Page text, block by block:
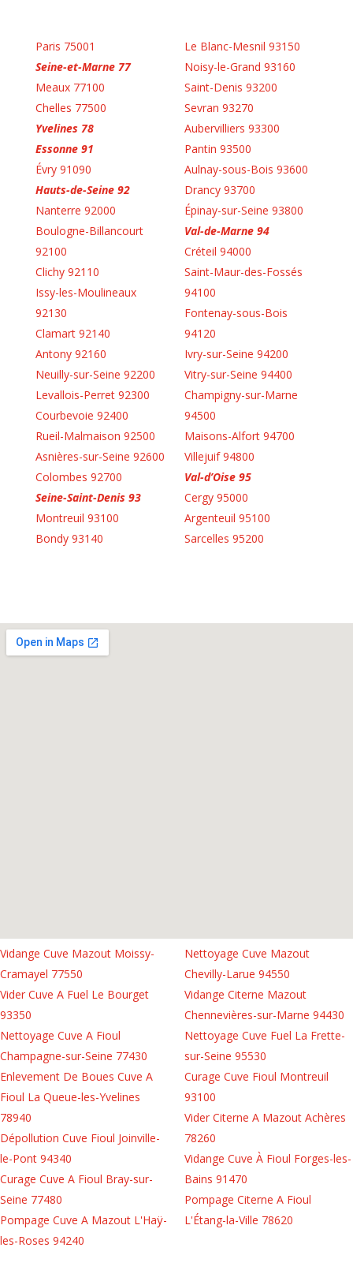
Paris 75001
Seine-et-Marne 77
Meaux 77100
Chelles 77500
Yvelines 78
Essonne 91
Évry 91090
Hauts-de-Seine 92
Nanterre 92000
Boulogne-Billancourt
92100
Clichy 92110
Issy-les-Moulineaux
92130
Clamart 92140
Antony 92160
Neuilly-sur-Seine 92200
Levallois-Perret 92300
Courbevoie 92400
Rueil-Malmaison 92500
Asnières-sur-Seine 92600
Colombes 92700
Seine-Saint-Denis 93
Montreuil 93100
Bondy 93140
Le Blanc-Mesnil 93150
Noisy-le-Grand 93160
Saint-Denis 93200
Sevran 93270
Aubervilliers 93300
Pantin 93500
Aulnay-sous-Bois 93600
Drancy 93700
Épinay-sur-Seine 93800
Val-de-Marne 94
Créteil 94000
Saint-Maur-des-Fossés
94100
Fontenay-sous-Bois
94120
Ivry-sur-Seine 94200
Vitry-sur-Seine 94400
Champigny-sur-Marne
94500
Maisons-Alfort 94700
Villejuif 94800
Val-d’Oise 95
Cergy 95000
Argenteuil 95100
Sarcelles 95200
Vidange Cuve Mazout Moissy-
Cramayel 77550
Vider Cuve A Fuel Le Bourget
93350
Nettoyage Cuve A Fioul
Champagne-sur-Seine 77430
Enlevement De Boues Cuve A
Fioul La Queue-les-Yvelines
78940
Dépollution Cuve Fioul Joinville-
le-Pont 94340
Curage Cuve A Fioul Bray-sur-
Seine 77480
Pompage Cuve A Mazout L'Haÿ-
les-Roses 94240
Nettoyage Cuve Mazout
Chevilly-Larue 94550
Vidange Citerne Mazout
Chennevières-sur-Marne 94430
Nettoyage Cuve Fuel La Frette-
sur-Seine 95530
Curage Cuve Fioul Montreuil
93100
Vider Citerne A Mazout Achères
78260
Vidange Cuve À Fioul Forges-les-
Bains 91470
Pompage Citerne A Fioul
L'Étang-la-Ville 78620